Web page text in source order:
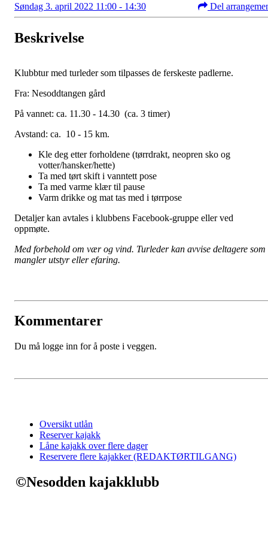
Søndag 3. april 2022 11:00 - 14:30 Del
Beskrivelse
Klubbtur med turleder som tilpasses de ferskeste padlerne.
Fra: Nesoddtangen gård
På vannet: ca. 11.30 - 14.30 (ca. 3 timer)
Avstand: ca. 10 - 15 km.
Kle deg etter forholdene (tørrdrakt, neopren sko og
votter/hansker/hette)
Ta med tørt skift i vanntett pose
Ta med varme klær til pause
Varm drikke og mat tas med i tørrpose
Detaljer kan avtales i klubbens Facebook-gruppe eller ved
oppmøte.
Med forbehold om vær og vind. Turleder kan avvise deltagere som
mangler utstyr eller efaring.
Kommentarer
Du må logge inn for å poste i veggen.
Oversikt utlån
Reserver kajakk
Låne kajakk over flere dager
Reservere flere kajakker (REDAKTØRTILGANG)
©Nesodden kajakklubb